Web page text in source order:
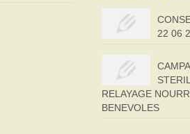
22 06
RELAYAGE
BENEVOLES